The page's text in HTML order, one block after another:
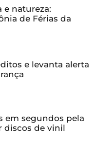
e natureza:
de Férias da
e levanta alerta
em segundos pela
discos de vinil